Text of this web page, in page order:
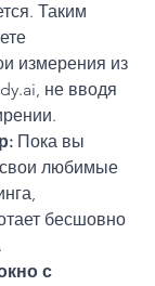
Таким
измерения из
не вводя
Пока вы
любимые
бесшовно
с